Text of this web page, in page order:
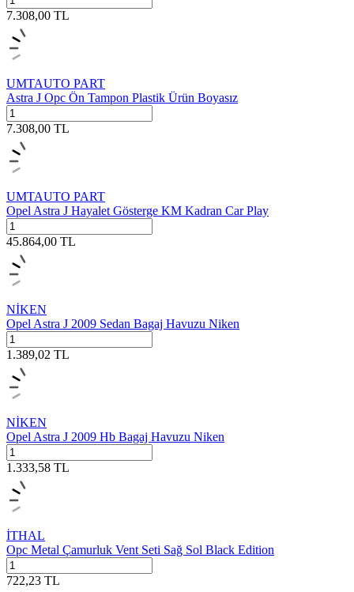
7.308,00 TL
UMTAUTO PART
Astra J Opc Ön Tampon Plastik Ürün Boyasız
7.308,00 TL
UMTAUTO PART
Opel Astra J Hayalet Gösterge KM Kadran Car Play
45.864,00 TL
NİKEN
Opel Astra J 2009 Sedan Bagaj Havuzu Niken
1.389,02 TL
NİKEN
Opel Astra J 2009 Hb Bagaj Havuzu Niken
1.333,58 TL
İTHAL
Opc Metal Çamurluk Vent Seti Sağ Sol Black Edition
722,23 TL